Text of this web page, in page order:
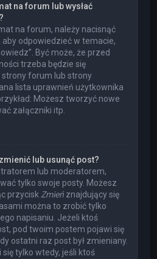
na forum lub wysłać
na forum, należy nacisnąć
aby odpowiedzieć w temacie,
Być może, że przed
trzeba będzie się
strony forum lub strony
lista uprawnień użytkownika
Możesz tworzyć nowe
załączniki itp.
lub usunąć post?
lub moderatorem,
tylko swoje posty. Możesz
przycisk Zmień znajdujący się
można to zrobić tylko
napisaniu. Jeżeli ktoś
pod twoim postem pojawi się
ostatni raz post był zmieniany.
tylko wtedy, jeśli ktoś